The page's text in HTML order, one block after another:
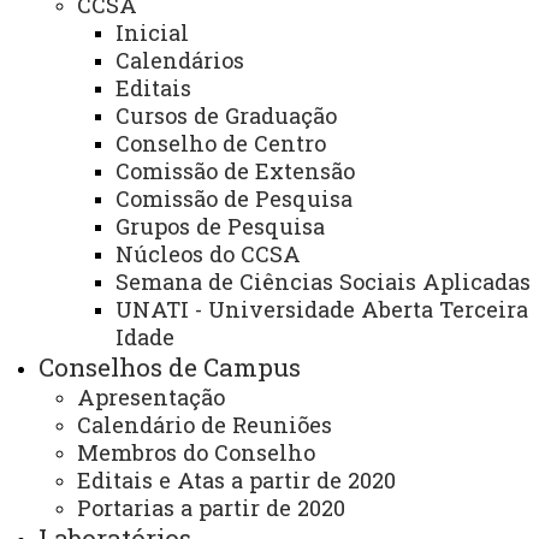
Inicial
Calendários
Editais
Cursos de Graduação
Conselho de Centro
Comissão de Extensão
Comissão de Pesquisa
Grupos de Pesquisa
Núcleos do CCSA
Semana de Ciências Sociais Aplicadas
UNATI - Universidade Aberta Terceira
Idade
Conselhos de Campus
Apresentação
Calendário de Reuniões
Membros do Conselho
Editais e Atas a partir de 2020
Portarias a partir de 2020
Vivien Rosotti de Andrade
Coordenadora do Curso de Enfermagem:
Lessa Cardoso
Coordenadora do Curso de Letras
Português/Espanhol:Delfina Cristina Paizan
Coordenadora do Curso de Letras
Português/Inglês: Delfina Cristina Paizan
Coordenadora do Curso de Pedagogia:
Fatima Arruda Sousa
Coordenadora do Curso de Pós-graduação Lato Sensu
Residência em Enfermagem - Especialista Paciente
Crítico:Lilian Lessa Cardoso
Coordenador do Mestrado em Engenharia Elétrica e
Computação: Edgar Manuel Carreño Franco
Coordenador do Programa de Pós-Graduação Stricto
Sensu em Tecnologias, Gestão e Sustentabilidade -
Mestrado Profissional:Luciano Panek
Coordenador do Programa de Pós-Graduação Stricto
Sensu em Sociedade Cultura e Fronteira - Mestrado e
Doutorado:Samuel Klauck